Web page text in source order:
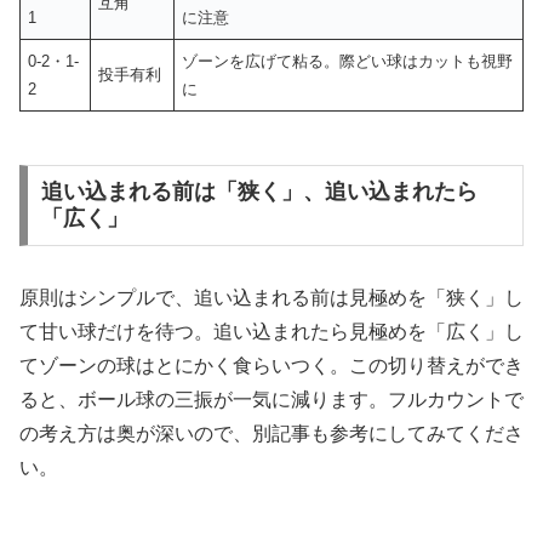
1
に注意
0-2・1-
2
投手有利
ゾーンを広げて粘る。際どい球はカットも視野
に
追い込まれる前は「狭く」、追い込まれたら
「広く」
原則はシンプルで、追い込まれる前は見極めを「狭く」し
て甘い球だけを待つ。追い込まれたら見極めを「広く」し
てゾーンの球はとにかく食らいつく。この切り替えができ
ると、ボール球の三振が一気に減ります。フルカウントで
の考え方は奥が深いので、別記事も参考にしてみてくださ
い。